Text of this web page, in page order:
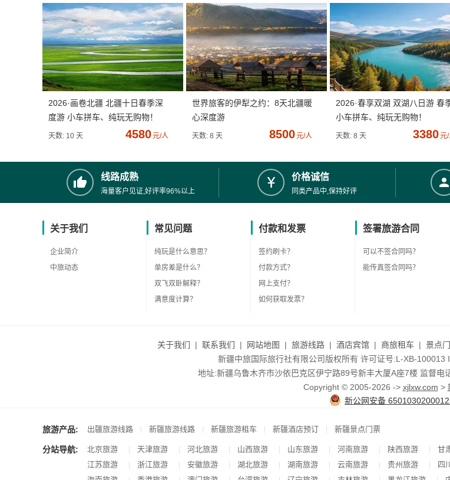
2026·画卷北疆 北疆十日春季深
度游 小车拼车、纯玩无购物！
天数: 10 天 4580元/人
世界旅客的伊犁之约：8天北疆暖
心深度游
天数: 8 天 8500元/人
2026·春享双湖 双湖八日游 春
小车拼车、纯玩无购物！
天数: 8 天 3380元
线路成熟
海量客户见证,好评率96%以上
价格诚信
同类产品中,保持好评
关于我们
企业简介
中旅动态
常见问题
纯玩是什么意思？
单房差是什么？
双飞双卧解释？
满意度计算？
付款和发票
签约刷卡？
付款方式？
网上支付？
如何获取发票？
签署旅游合同
可以不签合同吗？
能传真签合同吗？
关于我们 | 联系我们 | 网站地图 | 旅游线路 | 酒店宾馆 | 商旅租车 | 景点
新疆中旅国际旅行社有限公司版权所有 许可证号:L-XB-100013
地址:新疆乌鲁木齐市沙依巴克区伊宁路89号新丰大厦A座7楼 监督
Copyright © 2005-2026 -> xjlxw.com >
新公网安备
旅游产品: 出疆旅游线路 | 新疆旅游线路 | 新疆旅游租车 | 新疆酒店预订 | 新疆景点门票
分站导航: 北京旅游 | 天津旅游 | 河北旅游 | 山西旅游 | 山东旅游 | 河南旅游 | 陕西旅游 | 甘
江苏旅游 | 浙江旅游 | 安徽旅游 | 湖北旅游 | 湖南旅游 | 云南旅游 | 贵州旅游 | 四